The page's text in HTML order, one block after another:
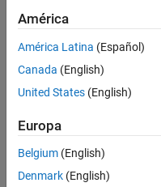
América
América Latina (Español)
Canada (English)
United States (English)
Europa
Belgium (English)
Denmark (English)
Centro de confianza
Política de privacidad